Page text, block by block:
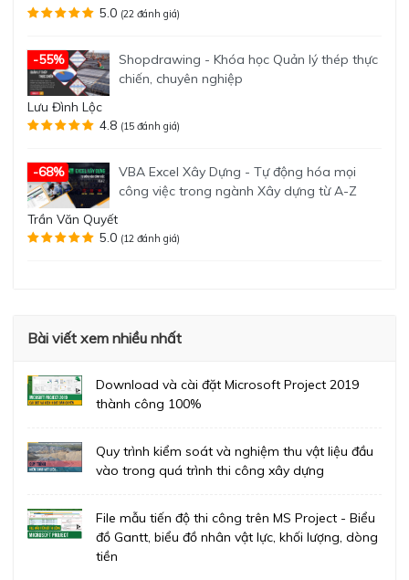
5.0 (22 đánh giá)
-55%
Shopdrawing - Khóa học Quản lý thép thực
chiến, chuyên nghiệp
Lưu Đình Lộc
4.8 (15 đánh giá)
-68%
VBA Excel Xây Dựng - Tự động hóa mọi
công việc trong ngành Xây dựng từ A-Z
Trần Văn Quyết
5.0 (12 đánh giá)
Bài viết xem nhiều nhất
Download và cài đặt Microsoft Project 2019
thành công 100%
Quy trình kiểm soát và nghiệm thu vật liệu đầu
vào trong quá trình thi công xây dựng
File mẫu tiến độ thi công trên MS Project - Biểu
đồ Gantt, biểu đồ nhân vật lực, khối lượng, dòng
tiền